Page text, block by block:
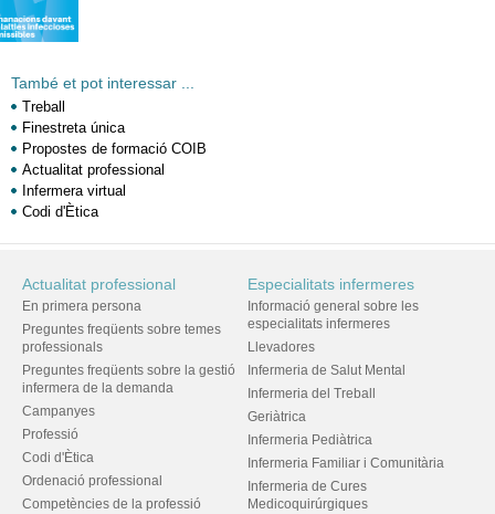
També et pot interessar ...
Treball
Finestreta única
Propostes de formació COIB
Actualitat professional
Infermera virtual
Codi d'Ètica
Actualitat professional
En primera persona
Preguntes freqüents sobre temes
professionals
Preguntes freqüents sobre la gestió
infermera de la demanda
Campanyes
Professió
Codi d'Ètica
Ordenació professional
Competències de la professió
Especialitats infermeres
Informació general sobre les
especialitats infermeres
Llevadores
Infermeria de Salut Mental
Infermeria del Treball
Geriàtrica
Infermeria Pediàtrica
Infermeria Familiar i Comunitària
Infermeria de Cures
Medicoquirúrgiques